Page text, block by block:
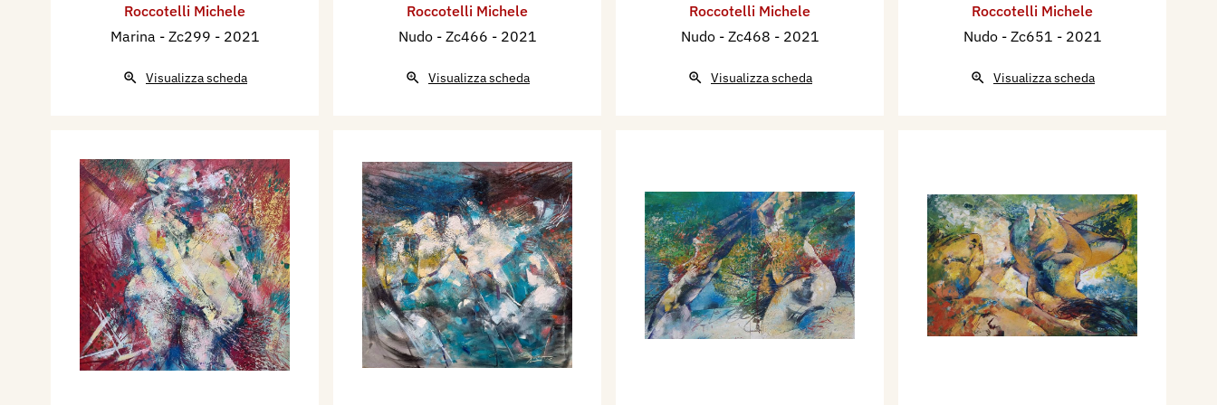
anche per il mare, completando, con la terra e il
cielo, la santissima trinità che lo farà diventare
Roccotelli. Dai tempi del sacrificio veniva del resto,
terra, trecento mandorli e una casetta, ma poi
venduto. Un piccolo negozio di generi alimentari
gestito dal padre e con la madre che faceva la
panettiera: quindi pane che non solo
metaforicamente non mancava mai come sempre
nella civiltà contadina. E una voglia di disegnare e
dipingere che un cugino capì subito dove avrebbe
portato. Vecchi lenzuoli, logori e stinti, gli dava la
madre perché lui potesse cominciare ad essere ciò
Roccotelli Michele
Marina - Zc299 - 2021
Visualizza scheda
Roccotelli Michele
Nudo - Zc466 - 2021
Visualizza scheda
Roccotelli Michele
Nudo - Zc468 - 2021
Visualizza scheda
Roccotelli Michele
Nudo - Zc651 - 2021
Visualizza scheda